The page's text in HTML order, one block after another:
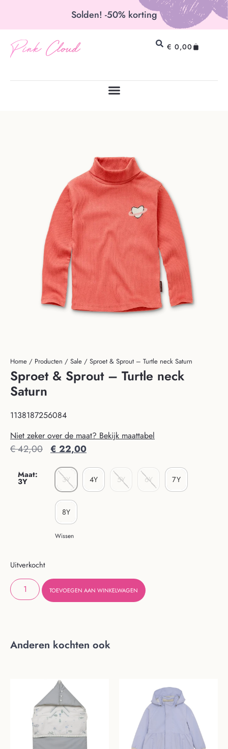
Solden! -50% korting
Pink Cloud € 0,00
Home / Producten / Sale / Sproet & Sprout – Turtle neck Saturn
Sproet & Sprout – Turtle neck
Saturn
1138187256084
Niet zeker over de maat? Bekijk maattabel
€42,00 €22,00
Maat:
3Y 3Y 4Y 5Y 6Y 7Y
8Y
Wissen
Uitverkocht
TOEVOEGEN AAN WINKELWAGEN
Anderen kochten ook